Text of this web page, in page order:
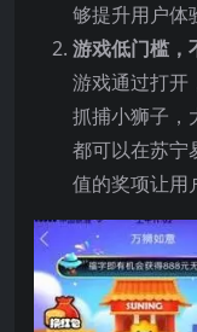
够提升用户体
游戏低门槛，
游戏通过打开
抓捕小狮子，
都可以在苏宁
值的奖项让用